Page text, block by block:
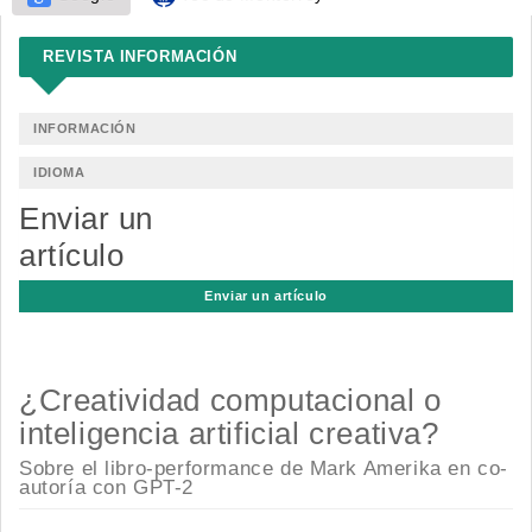
REVISTA INFORMACIÓN
INFORMACIÓN
IDIOMA
Enviar un
artículo
Enviar un artículo
¿Creatividad computacional o
inteligencia artificial creativa?
Sobre el libro-performance de Mark Amerika en co-
autoría con GPT-2